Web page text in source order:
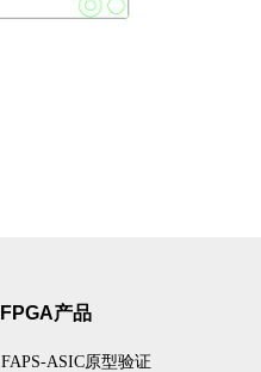
FPGA产品
FAPS-ASIC原型验证